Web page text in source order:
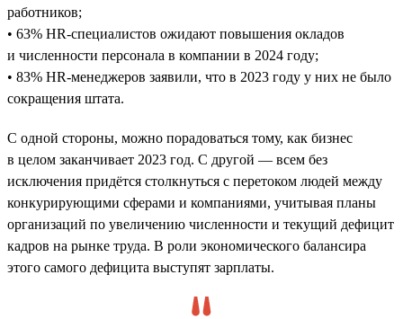
работников;
• 63% HR-специалистов ожидают повышения окладов
и численности персонала в компании в 2024 году;
• 83% HR-менеджеров заявили, что в 2023 году у них не было
сокращения штата.
С одной стороны, можно порадоваться тому, как бизнес
в целом заканчивает 2023 год. С другой — всем без
исключения придётся столкнуться с перетоком людей между
конкурирующими сферами и компаниями, учитывая планы
организаций по увеличению численности и текущий дефицит
кадров на рынке труда. В роли экономического балансира
этого самого дефицита выступят зарплаты.